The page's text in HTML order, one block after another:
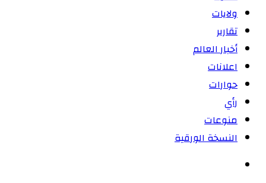
ولايات
تقارير
أخبار العالم
اعلانات
حوارات
رأي
منوعات
النسخة الورقية